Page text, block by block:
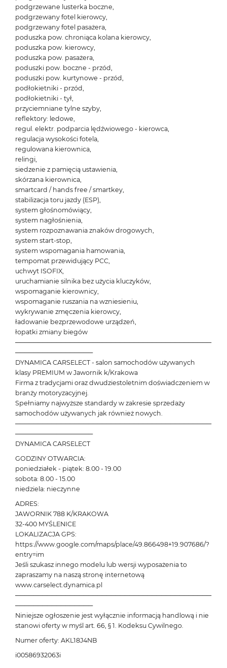
podgrzewane lusterka boczne,
podgrzewany fotel kierowcy,
podgrzewany fotel pasażera,
poduszka pow. chroniąca kolana kierowcy,
poduszka pow. kierowcy,
poduszka pow. pasażera,
poduszki pow. boczne - przód,
poduszki pow. kurtynowe - przód,
podłokietniki - przód,
podłokietniki - tył,
przyciemniane tylne szyby,
reflektory: ledowe,
regul. elektr. podparcia lędźwiowego - kierowca,
regulacja wysokości fotela,
regulowana kierownica,
relingi,
siedzenie z pamięcią ustawienia,
skórzana kierownica,
smartcard / hands free / smartkey,
stabilizacja toru jazdy (ESP),
system głośnomówiący,
system nagłośnienia,
system rozpoznawania znaków drogowych,
system start-stop,
system wspomagania hamowania,
tempomat przewidujący PCC,
uchwyt ISOFIX,
uruchamianie silnika bez użycia kluczyków,
wspomaganie kierownicy,
wspomaganie ruszania na wzniesieniu,
wykrywanie zmęczenia kierowcy,
ładowanie bezprzewodowe urządzeń,
łopatki zmiany biegów
───────────────────────────────────────────
─────────────────
DYNAMICA CARSELECT - salon samochodów używanych
klasy PREMIUM w Jawornik k/Krakowa
Firma z tradycjami oraz dwudziestoletnim doświadczeniem w
branży motoryzacyjnej.
Spełniamy najwyższe standardy w zakresie sprzedaży
samochodów używanych jak również nowych.
───────────────────────────────────────────
─────────────────
DYNAMICA CARSELECT
GODZINY OTWARCIA:
poniedziałek - piątek: 8.00 - 19.00
sobota: 8.00 - 15.00
niedziela: nieczynne
ADRES:
JAWORNIK 788 K/KRAKOWA
32-400 MYŚLENICE
LOKALIZACJA GPS:
https://www.google.com/maps/place/49.866498+19.907686/?
entry=im
Jeśli szukasz innego modelu lub wersji wyposażenia to
zapraszamy na naszą stronę internetową
www.carselect.dynamica.pl
───────────────────────────────────────────
─────────────────
Niniejsze ogłoszenie jest wyłącznie informacją handlową i nie
stanowi oferty w myśl art. 66, § 1. Kodeksu Cywilnego.
Numer oferty: AKL18J4NB
i00586932063i